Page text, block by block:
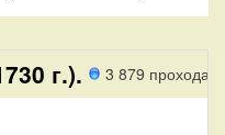
3 879 прохода
г.).